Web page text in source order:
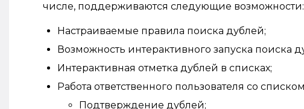
числе, поддерживаются следующие возможности:
Настраиваемые правила поиска дублей;
Возможность интерактивного запуска поиска
Интерактивная отметка дублей в списках;
Работа ответственного пользователя со
Подтверждение дублей;